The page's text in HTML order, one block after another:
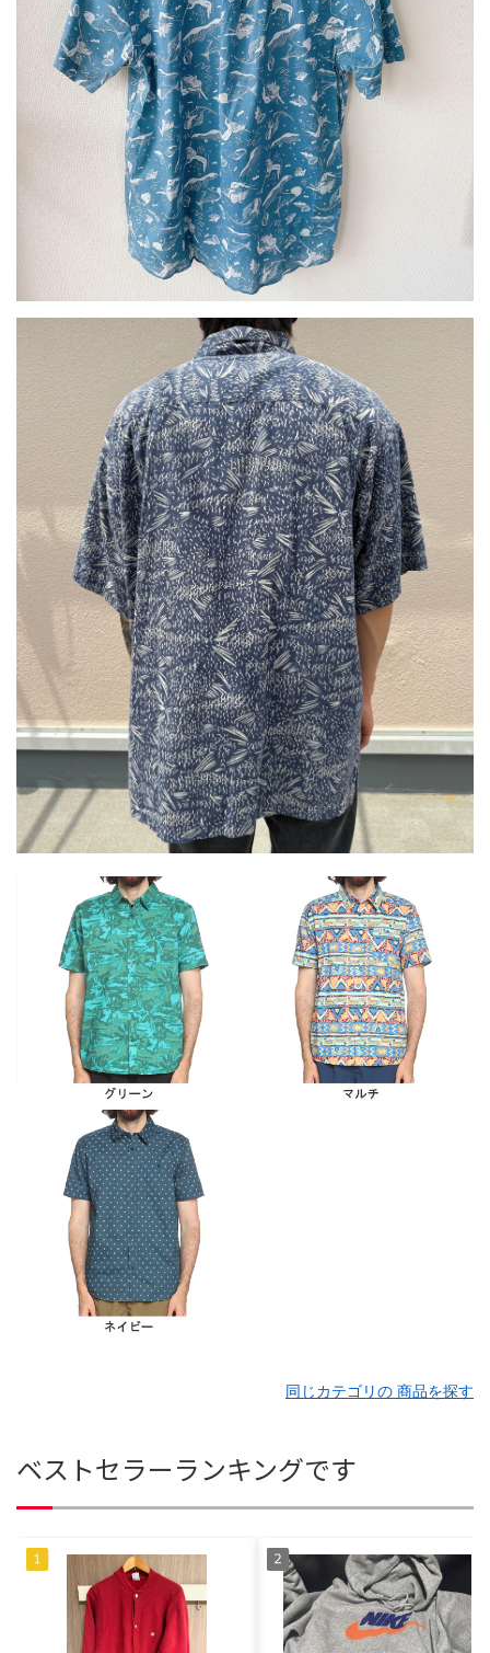
同じカテゴリの 商品を探す
ベストセラーランキングです